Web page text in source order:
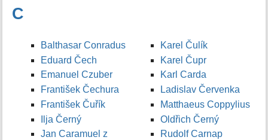
C
Balthasar Conradus
Eduard Čech
Emanuel Czuber
František Čechura
František Čuřík
Ilja Černý
Jan Caramuel z
Karel Čulík
Karel Čupr
Karl Carda
Ladislav Červenka
Matthaeus Coppylius
Oldřich Černý
Rudolf Carnap